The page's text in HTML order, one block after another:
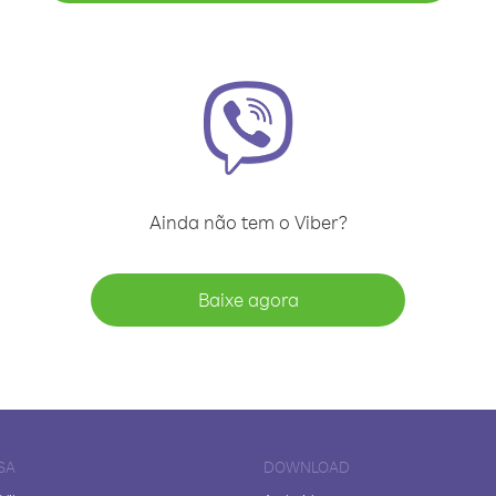
Ainda não tem o Viber?
Baixe agora
DOWNLOAD